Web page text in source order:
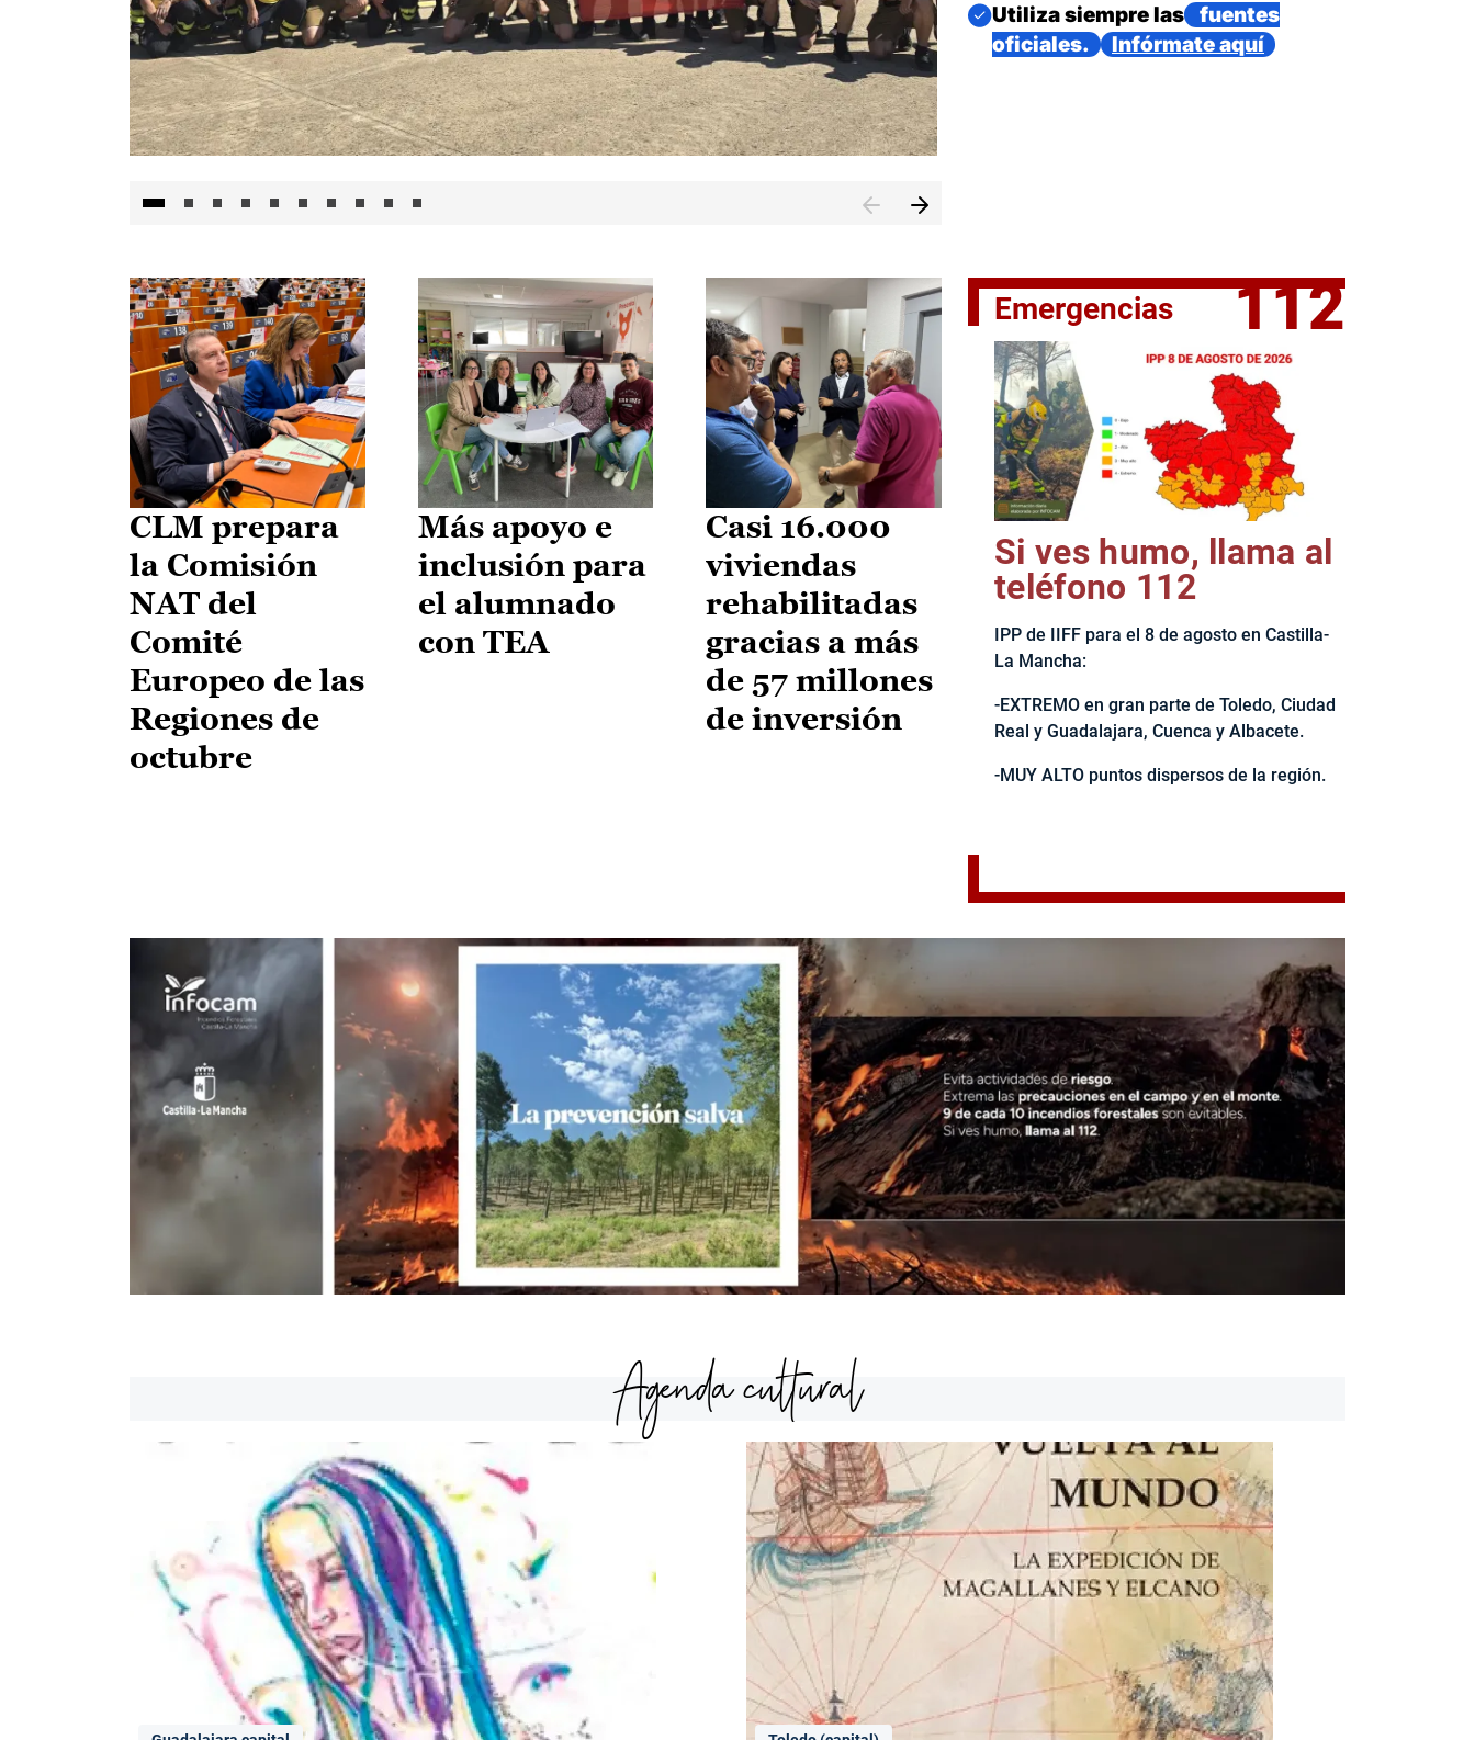
II Vuelta Ciclista CLM LEADER
Imagen
Utiliza siempre las
fuentes
oficiales.
Infórmate aquí
CLM prepara
la Comisión
NAT del
Comité
Europeo de las
Regiones de
octubre
Más apoyo e
inclusión para
el alumnado
con TEA
Casi 16.000
viviendas
rehabilitadas
gracias a más
de 57 millones
de inversión
Emergencias 112
Si ves humo, llama al
teléfono 112
IPP de IIFF para el 8 de agosto en Castilla-
La Mancha:
-EXTREMO en gran parte de Toledo, Ciudad
Real y Guadalajara, Cuenca y Albacete.
-MUY ALTO puntos dispersos de la región.
Agenda cultural